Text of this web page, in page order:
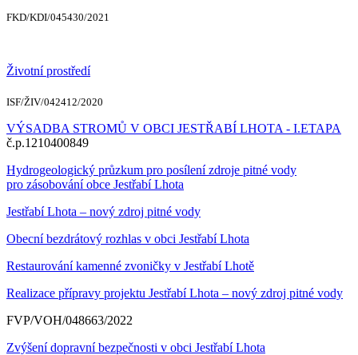
FKD/KDI/045430/2021
Životní prostředí
ISF/ŽIV/042412/2020
VÝSADBA STROMŮ V OBCI JESTŘABÍ LHOTA - I.ETAPA
č.p.1210400849
Hydrogeologický průzkum pro posílení zdroje pitné vody
pro zásobování obce Jestřabí Lhota
Jestřabí Lhota – nový zdroj pitné vody
Obecní bezdrátový rozhlas v obci Jestřabí Lhota
Restaurování kamenné zvoničky v Jestřabí Lhotě
Realizace přípravy projektu Jestřabí Lhota – nový zdroj pitné vody
FVP/VOH/048663/2022
Zvýšení dopravní bezpečnosti v obci Jestřabí Lhota